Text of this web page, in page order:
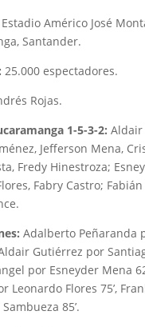
Estadio Américo José
Santander.
25.000 espectadores.
Rojas.
1-5-3-2: Aldair
Jefferson Mena,
Fredy Hinestroza;
Fabry Castro;
Adalberto Peñaranda
Gutiérrez por
por Esneyder Mena
Leonardo Flores 75’,
85’.